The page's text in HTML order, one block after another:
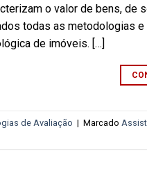
o valor de bens,
todas as metodologias
de imóveis. […]
de Avaliação | Marcado